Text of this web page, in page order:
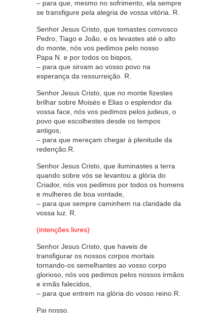
– para que, mesmo no sofrimento, ela sempre
se transfigure pela alegria de vossa vitória. R.
Senhor Jesus Cristo, que tomastes convosco
Pedro, Tiago e João, e os levastes até o alto
do monte, nós vos pedimos pelo nosso
Papa N. e por todos os bispos,
– para que sirvam ao vosso povo na
esperança da ressurreição. R.
Senhor Jesus Cristo, que no monte fizestes
brilhar sobre Moisés e Elias o esplendor da
vossa face, nós vos pedimos pelos judeus, o
povo que escolhestes desde os tempos
antigos,
– para que mereçam chegar à plenitude da
redenção.R.
Senhor Jesus Cristo, que iluminastes a terra
quando sobre vós se levantou a glória do
Criador, nós vos pedimos por todos os homens
e mulheres de boa vontade,
– para que sempre caminhem na claridade da
vossa luz. R.
(intenções livres)
Senhor Jesus Cristo, que haveis de
transfigurar os nossos corpos mortais
tornando-os semelhantes ao vosso corpo
glorioso, nós vos pedimos pelos nossos irmãos
e irmãs falecidos,
– para que entrem na glória do vosso reino.R.
Pai nosso.